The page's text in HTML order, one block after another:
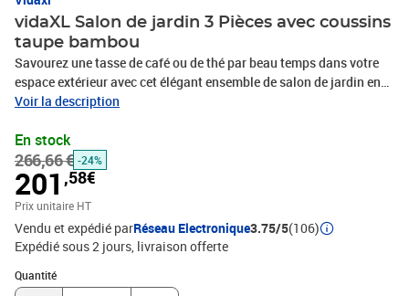
vidaXL Salon de jardin 3 Pièces avec coussins
taupe bambou
Savourez une tasse de café ou de thé par beau temps dans votre
espace extérieur avec cet élégant ensemble de salon de jardin en
bambou ! Matériau durable : le bambou est connu pour sa
option lorsque vous voulez des meubles d'extérieur solides
fabriqués à partir de matériaux naturels.Expérience d'assise
confortable : le dossier et l'accoudoir ajoutent un confort d'assise
supplémentaire pour l'ensemble de canapé de jardin. De plus, les
coussins d'assise et de dossier moelleux offrent un confort
pendant votre temps d'assise.Conception modulaire : l'ensemble
de salon est flexible et facile à déplacer, vous pouvez donc le
combiner avec d'autres segments modulaires dans la boutique en
Voir la description
En stock
266,66 € -24%
201 ,58€
Prix unitaire HT
Vendu et expédié parRéseau Electronique3.75/5(106)
Expédié sous 2 jours livraison offerte
Quantité
Quantité : 1